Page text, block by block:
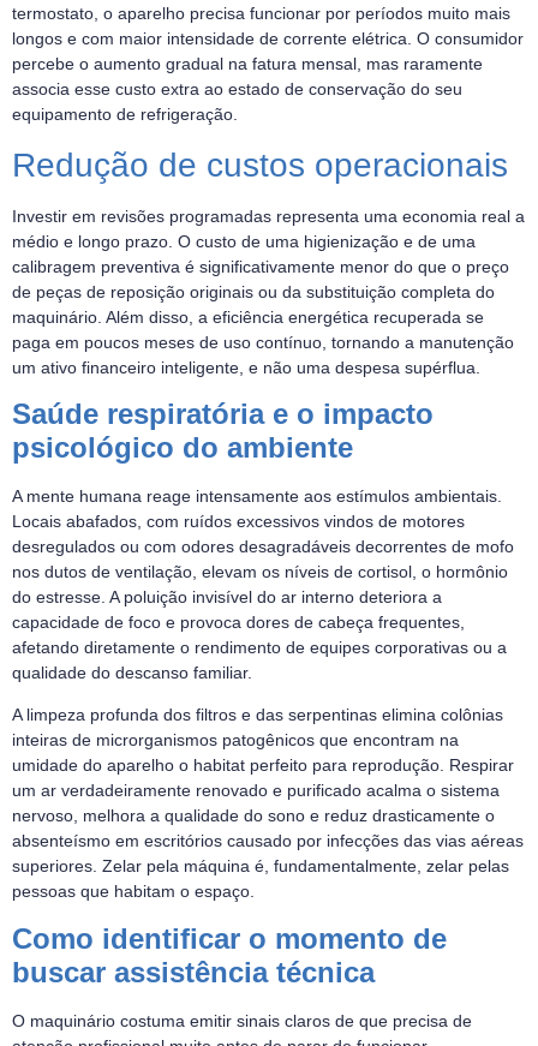
termostato, o aparelho precisa funcionar por períodos muito mais
longos e com maior intensidade de corrente elétrica. O consumidor
percebe o aumento gradual na fatura mensal, mas raramente
associa esse custo extra ao estado de conservação do seu
equipamento de refrigeração.
Redução de custos operacionais
Investir em revisões programadas representa uma economia real a
médio e longo prazo. O custo de uma higienização e de uma
calibragem preventiva é significativamente menor do que o preço
de peças de reposição originais ou da substituição completa do
maquinário. Além disso, a eficiência energética recuperada se
paga em poucos meses de uso contínuo, tornando a manutenção
um ativo financeiro inteligente, e não uma despesa supérflua.
Saúde respiratória e o impacto
psicológico do ambiente
A mente humana reage intensamente aos estímulos ambientais.
Locais abafados, com ruídos excessivos vindos de motores
desregulados ou com odores desagradáveis decorrentes de mofo
nos dutos de ventilação, elevam os níveis de cortisol, o hormônio
do estresse. A poluição invisível do ar interno deteriora a
capacidade de foco e provoca dores de cabeça frequentes,
afetando diretamente o rendimento de equipes corporativas ou a
qualidade do descanso familiar.
A limpeza profunda dos filtros e das serpentinas elimina colônias
inteiras de microrganismos patogênicos que encontram na
umidade do aparelho o habitat perfeito para reprodução. Respirar
um ar verdadeiramente renovado e purificado acalma o sistema
nervoso, melhora a qualidade do sono e reduz drasticamente o
absenteísmo em escritórios causado por infecções das vias aéreas
superiores. Zelar pela máquina é, fundamentalmente, zelar pelas
pessoas que habitam o espaço.
Como identificar o momento de
buscar assistência técnica
O maquinário costuma emitir sinais claros de que precisa de